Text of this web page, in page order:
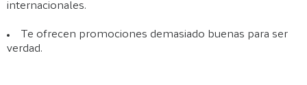
internacionales.
Te ofrecen promociones demasiado buenas para ser
verdad.